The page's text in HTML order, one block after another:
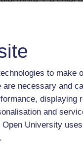
to make
necessary and
displaying
and
University
.
difficile ou
aident les élèves
démonstrations
élèves les
ni détruite,
électrique ?
fonctionner que s’il